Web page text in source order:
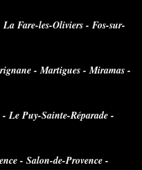
Fare-les-Oliviers - Fos-sur-
- Martigues - Miramas -
Le Puy-Sainte-Réparade -
- Salon-de-Provence -